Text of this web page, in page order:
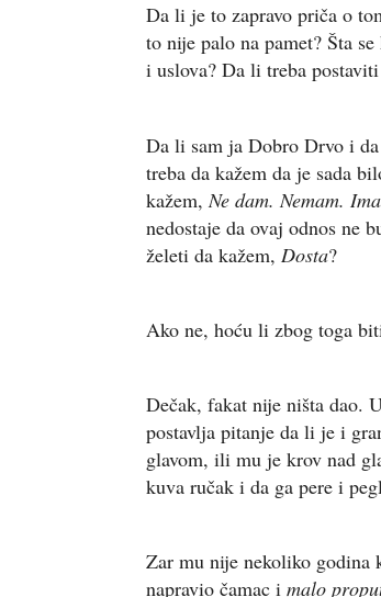
Da li je to zapravo priča o
to nije palo na pamet? Šta
i uslova? Da li treba
Da li sam ja Dobro Drvo i
treba da kažem da je sada
kažem, Ne dam. Nemam.
nedostaje da ovaj odnos ne
želeti da kažem, Dosta?
Ako ne, hoću li zbog toga
Dečak, fakat nije ništa dao.
postavlja pitanje da li je i
glavom, ili mu je krov nad
kuva ručak i da ga pere i
Zar mu nije nekoliko godina
napravio čamac i malo